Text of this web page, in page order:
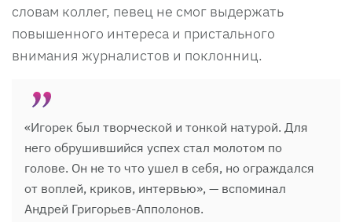
словам коллег, певец не смог выдержать
повышенного интереса и пристального
внимания журналистов и поклонниц.
«Игорек был творческой и тонкой натурой. Для
него обрушившийся успех стал молотом по
голове. Он не то что ушел в себя, но ограждался
от воплей, криков, интервью», — вспоминал
Андрей Григорьев-Апполонов.